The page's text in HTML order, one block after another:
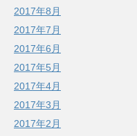
2017年8月
2017年7月
2017年6月
2017年5月
2017年4月
2017年3月
2017年2月